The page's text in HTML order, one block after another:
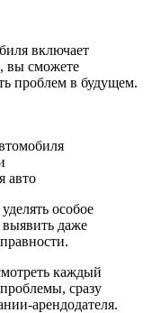
включает
вы сможете
проблем в будущем.
авто
особое
даже
каждый
сразу
арендодателя.